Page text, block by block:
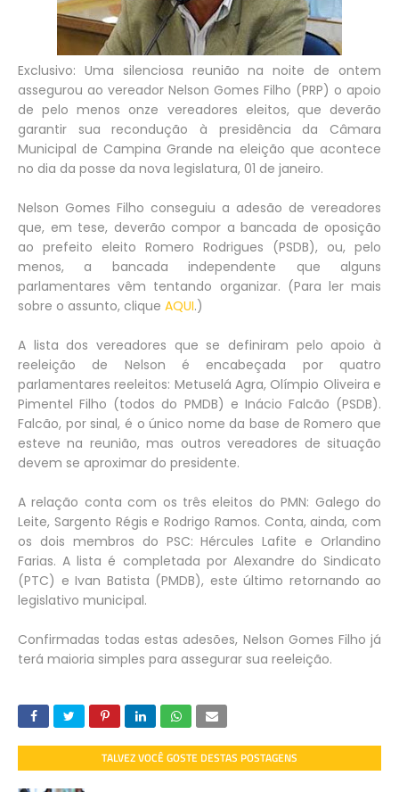
Exclusivo: Uma silenciosa reunião na noite de ontem
assegurou ao vereador Nelson Gomes Filho (PRP) o apoio
de pelo menos onze vereadores eleitos, que deverão
garantir sua recondução à presidência da Câmara
Municipal de Campina Grande na eleição que acontece
no dia da posse da nova legislatura, 01 de janeiro.
Nelson Gomes Filho conseguiu a adesão de vereadores
que, em tese, deverão compor a bancada de oposição
ao prefeito eleito Romero Rodrigues (PSDB), ou, pelo
menos, a bancada independente que alguns
parlamentares vêm tentando organizar. (Para ler mais
sobre o assunto, clique AQUI.)
A lista dos vereadores que se definiram pelo apoio à
reeleição de Nelson é encabeçada por quatro
parlamentares reeleitos: Metuselá Agra, Olímpio Oliveira e
Pimentel Filho (todos do PMDB) e Inácio Falcão (PSDB).
Falcão, por sinal, é o único nome da base de Romero que
esteve na reunião, mas outros vereadores de situação
devem se aproximar do presidente.
A relação conta com os três eleitos do PMN: Galego do
Leite, Sargento Régis e Rodrigo Ramos. Conta, ainda, com
os dois membros do PSC: Hércules Lafite e Orlandino
Farias. A lista é completada por Alexandre do Sindicato
(PTC) e Ivan Batista (PMDB), este último retornando ao
legislativo municipal.
Confirmadas todas estas adesões, Nelson Gomes Filho já
terá maioria simples para assegurar sua reeleição.
TALVEZ VOCÊ GOSTE DESTAS POSTAGENS